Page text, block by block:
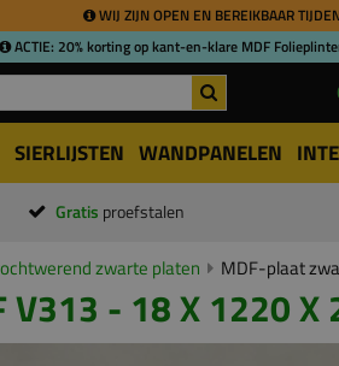
WIJ ZIJN OPEN EN BEREIKBAAR
ACTIE: 20% korting op kant-en-klare MDF
SIERLIJSTEN WANDPANELEN
Gratis proefstalen
zwarte platen MDF-plaat
V313 - 18 X 1220